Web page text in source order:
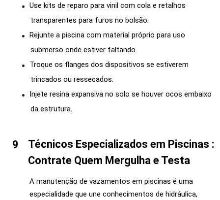
Use kits de reparo para vinil com cola e retalhos
transparentes para furos no bolsão.
Rejunte a piscina com material próprio para uso
submerso onde estiver faltando.
Troque os flanges dos dispositivos se estiverem
trincados ou ressecados.
Injete resina expansiva no solo se houver ocos embaixo
da estrutura.
Técnicos Especializados em Piscinas :
Contrate Quem Mergulha e Testa
A manutenção de vazamentos em piscinas é uma
especialidade que une conhecimentos de hidráulica,